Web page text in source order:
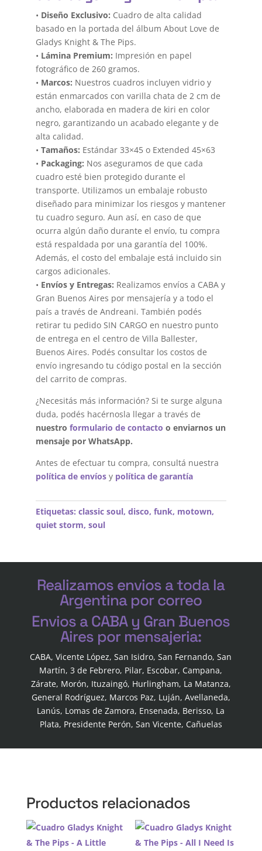
• Diseño Exclusivo: Cuadro de alta calidad
basado en la portada del álbum About Love de
Gladys Knight & The Pips.
• Lámina Premium: Impresión en papel
fotográfico de 260 gramos.
• Marcos: Nuestros cuadros incluyen vidrio y
están enmarcados con varilla chata de 2 cm de
ancho, elaborada en madera de kiri en color
negro, garantizando un acabado elegante y de
alta calidad.
• Tamaños: Estándar 33×45 o Extended 45×63
• Packaging: Nos aseguramos de que cada
cuadro esté bien protegido durante el
transporte. Utilizamos un embalaje robusto
diseñado para minimizar los riesgos y mantener
tu cuadro seguro. Aun así, en caso de que
ocurra algún daño durante el envío, tu compra
está respaldada por una garantía del 100%.
Además, el costo del embalaje está incluido sin
cargos adicionales.
• Envíos y Entregas: Realizamos envíos a CABA y
Gran Buenos Aires por mensajería y a todo el
país a través de Andreani. También podés
retirar tu pedido SIN CARGO en nuestro punto
de entrega en el centro de Villa Ballester,
Buenos Aires. Podés consultar los costos de
envío ingresando tu código postal en la sección
del carrito de compras.
¿Necesitás más información? Si te surge alguna
duda, podés hacérnosla llegar a través de
nuestro formulario de contacto o enviarnos un
mensaje por WhatsApp.
Antes de efectuar tu compra, consultá nuestra
política de envíosy política de garantía
Etiquetas: classic soul, disco, funk, motown,
quiet storm, soul
Realizamos envios a toda la
Argentina por correo
Envios a CABA y Gran Buenos
Aires por mensajeria:
CABA, Vicente López, San Isidro, San Fernando, San
Martín, 3 de Febrero, Pilar, Escobar, Campana,
Zárate, Morón, Ituzaingó, Hurlingham, La Matanza,
General Rodríguez, Marcos Paz, Luján, Avellaneda,
Lanús, Lomas de Zamora, Ensenada, Berisso, La
Plata, Presidente Perón, San Vicente, Cañuelas
Productos relacionados